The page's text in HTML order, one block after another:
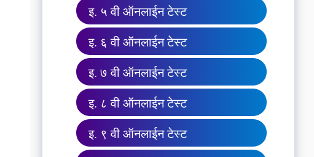
इ. ५ वी ऑनलाईन टेस्ट
इ. ६ वी ऑनलाईन टेस्ट
इ. ७ वी ऑनलाईन टेस्ट
इ. ८ वी ऑनलाईन टेस्ट
इ. ९ वी ऑनलाईन टेस्ट